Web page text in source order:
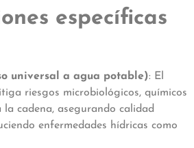
específicas
universal a agua potable): El
riesgos microbiológicos, químicos
cadena, asegurando calidad
enfermedades hídricas como